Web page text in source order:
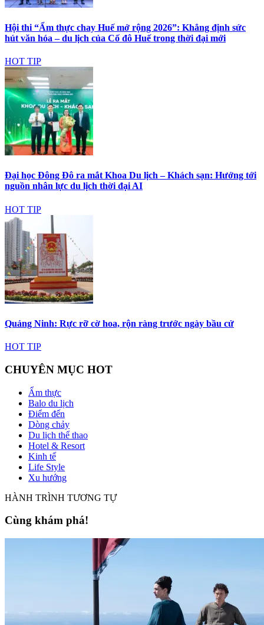
Hội thi “Ẩm thực chay Huế mở rộng 2026”: Khẳng định sức
hút văn hóa – du lịch của Cố đô Huế trong thời đại mới
HOT TIP
Đại học Đông Đô ra mắt Khoa Du lịch – Khách sạn: Hướng tới
nguồn nhân lực du lịch thời đại AI
HOT TIP
Quảng Ninh: Rực rỡ cờ hoa, rộn ràng trước ngày bầu cử
HOT TIP
CHUYÊN MỤC HOT
Ẩm thực
Balo du lịch
Điểm đến
Dòng chảy
Du lịch thể thao
Hotel & Resort
Kinh tế
Life Style
Xu hướng
HÀNH TRÌNH TƯƠNG TỰ
Cùng khám phá!